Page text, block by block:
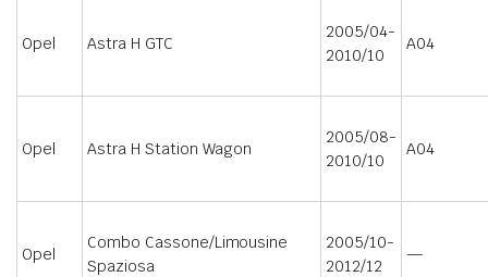
Opel Astra H GTC
2005/04-
2010/10
A04
Opel Astra H Station Wagon
2005/08-
2010/10
A04
Opel
Combo Cassone/Limousine
Spaziosa
2005/10-
2012/12
—